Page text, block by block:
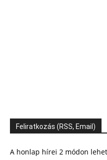
Feliratkozás (RSS, Email)
A honlap hírei 2 módon